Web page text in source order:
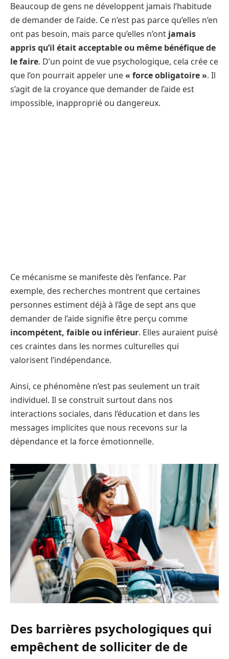
Beaucoup de gens ne développent jamais l’habitude
de demander de l’aide. Ce n’est pas parce qu’elles n’en
ont pas besoin, mais parce qu’elles n’ont jamais
appris qu’il était acceptable ou même bénéfique de
le faire. D’un point de vue psychologique, cela crée ce
que l’on pourrait appeler une« force obligatoire ». Il
s’agit de la croyance que demander de l’aide est
impossible, inapproprié ou dangereux.
Ce mécanisme se manifeste dès l’enfance. Par
exemple, des recherches montrent que certaines
personnes estiment déjà à l’âge de sept ans que
demander de l’aide signifie être perçu comme
incompétent, faible ou inférieur. Elles auraient puisé
ces craintes dans les normes culturelles qui
valorisent l’indépendance.
Ainsi, ce phénomène n’est pas seulement un trait
individuel. Il se construit surtout dans nos
interactions sociales, dans l’éducation et dans les
messages implicites que nous recevons sur la
dépendance et la force émotionnelle.
Des barrières psychologiques qui
empêchent de solliciter de de